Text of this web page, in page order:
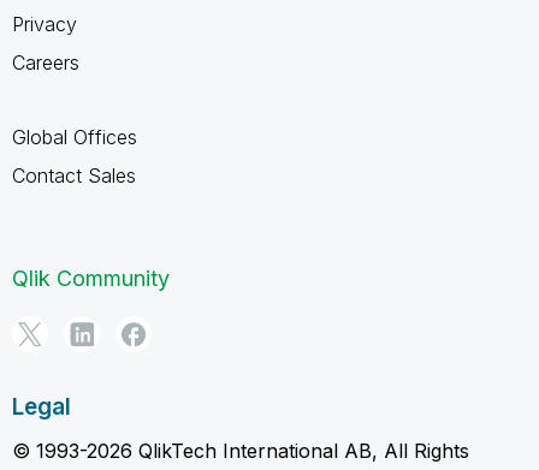
Privacy
Careers
Global Offices
Contact Sales
Qlik Community
Legal
© 1993-2026 QlikTech International AB, All Rights